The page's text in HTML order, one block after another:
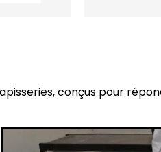
conçus pour